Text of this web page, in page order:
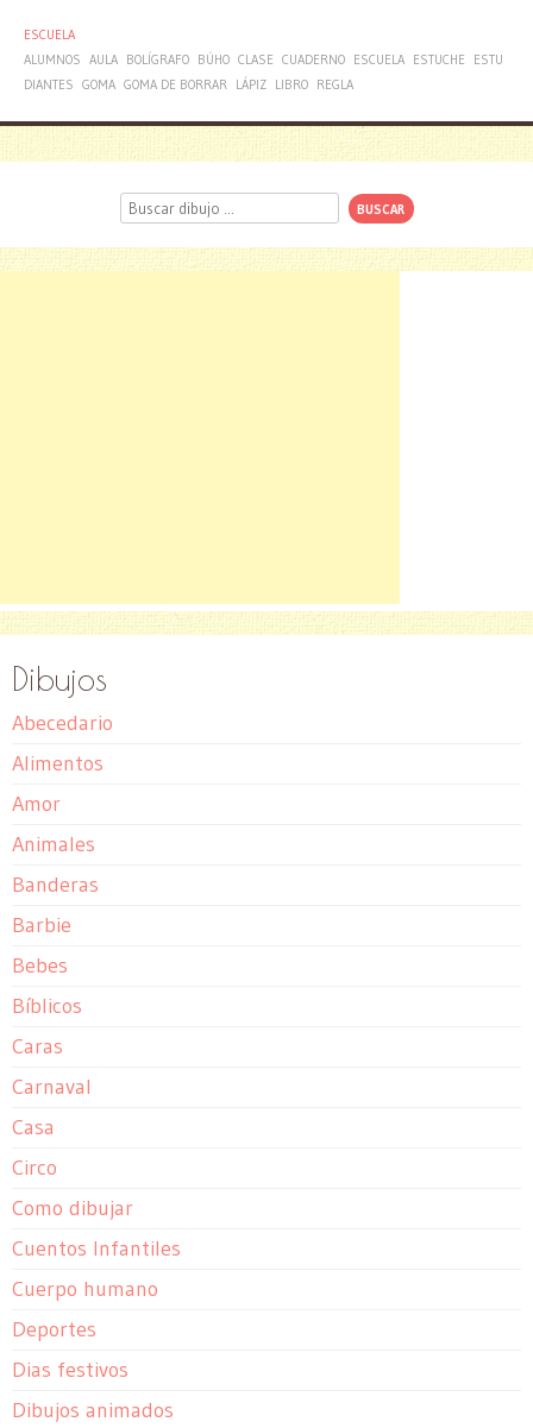
ESCUELA
ALUMNOS AULA BOLÍGRAFO BÚHO CLASE CUADERNO ESCUELA ESTUCHE
ESTU
DIANTES GOMA GOMA DE BORRAR LÁPIZ LIBRO REGLA
Buscar
Dibujos
Abecedario
Alimentos
Amor
Animales
Banderas
Barbie
Bebes
Bíblicos
Caras
Carnaval
Casa
Circo
Como dibujar
Cuentos Infantiles
Cuerpo humano
Deportes
Dias festivos
Dibujos animados